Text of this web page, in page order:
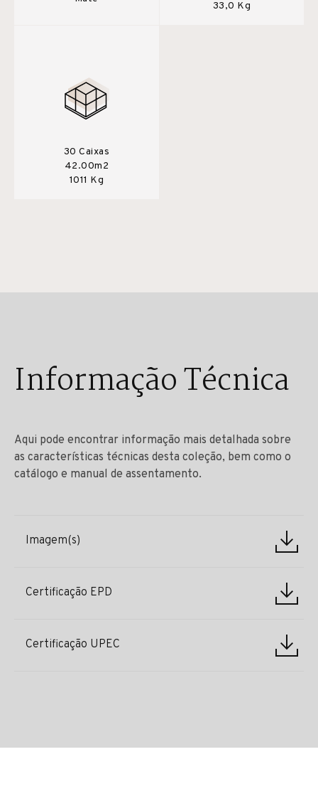
33,0 Kg
30 Caixas
42.00m2
1011 Kg
Informação Técnica
Aqui pode encontrar informação mais detalhada sobre
as características técnicas desta coleção, bem como o
catálogo e manual de assentamento.
Imagem(s)
Certificação EPD
Certificação UPEC